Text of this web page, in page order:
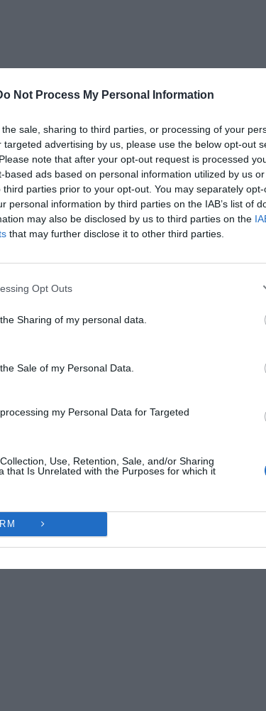
Not Process My Personal Information
sale, sharing to third parties, or processing of your
advertising by us, please use the below opt-out
note that after your opt-out request is processed
based ads based on personal information utilized by us
third parties prior to your opt-out. You may separately
personal information by third parties on the IAB’s list of
may also be disclosed by us to third parties on the
that may further disclose it to other third parties.
Opt Outs
Sharing of my personal data.
Sale of my Personal Data.
my Personal Data for Targeted
Use, Retention, Sale, and/or Sharing
that Is Unrelated with the Purposes for which it
Διαχείριση Συγκατάθεσης
εμπειρία, χρησιμοποιούμε τεχνολογίες όπως cookies για
να επεξεργαστούμε δεδομένα προσωπικού
ανάκληση της συγκατάθεσης, μπορεί να επηρεάσει
και δυνατότητες.
ΑΠΟΔΈΧΟΜΑΙ ΠΡΟΒΟΛΉ